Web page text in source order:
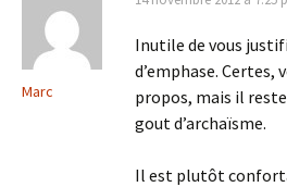
Marc
Inutile de vous
d’emphase. Certes,
propos, mais il
gout d’archaïsme.
Il est plutôt